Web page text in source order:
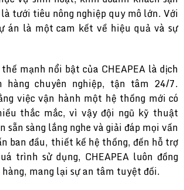
tưới tiêu nông nghiệp quy mô lớn. Với
án là một cam kết về hiệu quả và sự
mạnh nổi bật của CHEAPEA là dịch
chuyên nghiệp, tận tâm 24/7.
việc vận hành một hệ thống mới có
thắc mắc, vì vậy đội ngũ kỹ thuật
sẵn sàng lắng nghe và giải đáp mọi vấn
ban đầu, thiết kế hệ thống, đến hỗ trợ
trình sử dụng, CHEAPEA luôn đồng
mang lại sự an tâm tuyệt đối.